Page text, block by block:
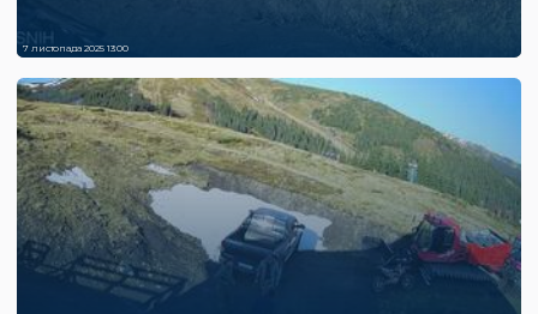
7 листопада 2025 13:00